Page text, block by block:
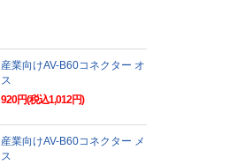
産業向けAV-B60コネクター オ
ス
920円(税込1,012円)
産業向けAV-B60コネクター メ
ス